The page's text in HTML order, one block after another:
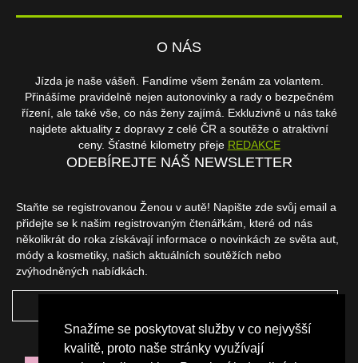
Snažíme se poskytovat služby v co nejvyšší
kvalitě, proto naše stránky využívají
O NÁS
Jízda je naše vášeň. Fandíme všem ženám za volantem.
Přinášíme pravidelně nejen autonovinky a rady o bezpečném
řízení, ale také vše, co nás ženy zajímá. Exkluzivně u nás také
najdete aktuality z dopravy z celé ČR a soutěže o atraktivní
ceny. Šťastné kilometry přeje REDAKCE
ODEBÍREJTE NÁŠ NEWSLETTER
Staňte se registrovanou Ženou v autě! Napište zde svůj email a
přidejte se k našim registrovaným čtenářkám, které od nás
několikrát do roka získávají informace o novinkách ze světa aut,
módy a kosmetiky, našich aktuálních soutěžích nebo
zvýhodněných nabídkách.
NAŠI PARTNEŘI